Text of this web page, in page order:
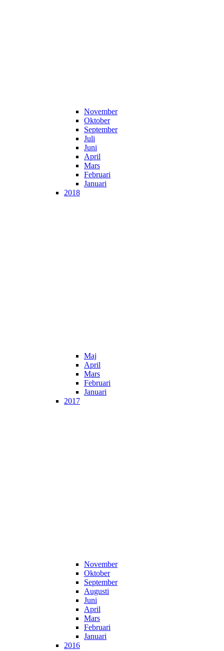
November
Oktober
September
Juli
Juni
April
Mars
Februari
Januari
2018
Maj
April
Mars
Februari
Januari
2017
November
Oktober
September
Augusti
Juni
April
Mars
Februari
Januari
2016